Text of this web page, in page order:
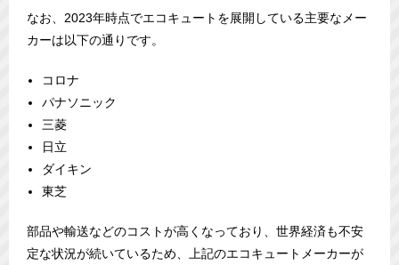
なお、2023年時点でエコキュートを展開している主要なメー
カーは以下の通りです。
コロナ
パナソニック
三菱
日立
ダイキン
東芝
部品や輸送などのコストが高くなっており、世界経済も不安
定な状況が続いているため、上記のエコキュートメーカーが